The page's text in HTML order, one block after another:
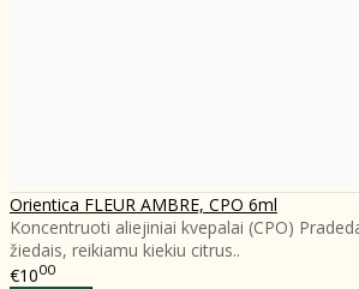
Orientica FLEUR AMBRE, CPO 6ml
Koncentruoti aliejiniai kvepalai (CPO)
žiedais, reikiamu kiekiu citrus..
€1000